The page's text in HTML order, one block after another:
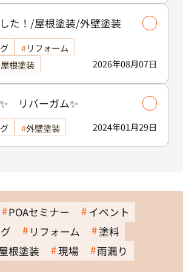
POAセミナー
イベント
リフォーム
根塗装 現場 雨漏り
・小山市・五霞町・境町